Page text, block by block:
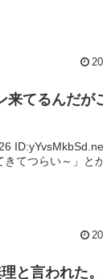
来てるんだが
てつらい～」と
と言われた